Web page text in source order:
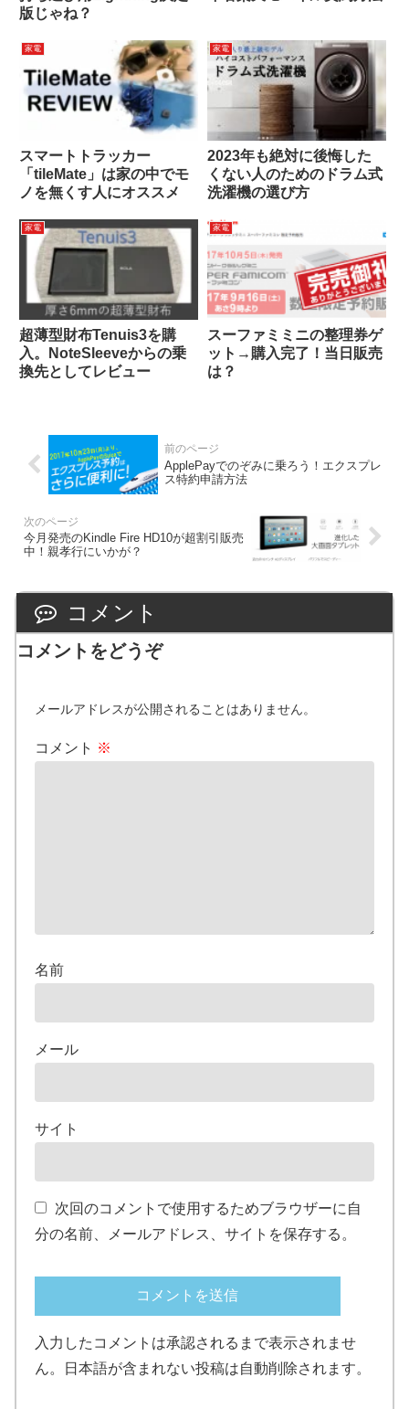
版じゃね？
家電
スマートトラッカー
「tileMate」は家の中でモ
ノを無くす人にオススメ
家電
2023年も絶対に後悔した
くない人のためのドラム式
洗濯機の選び方
家電
超薄型財布Tenuis3を購
入。NoteSleeveからの乗
換先としてレビュー
家電
スーファミミニの整理券ゲ
ット→購入完了！当日販売
は？
ApplePayでのぞみに乗ろう！エクスプレ
ス特約申請方法
今月発売のKindle Fire HD10が超割引販売
中！親孝行にいかが？
コメント
コメントをどうぞ
メールアドレスが公開されることはありません。
コメント ※
名前
メール
サイト
次回のコメントで使用するためブラウザーに自
分の名前、メールアドレス、サイトを保存する。
入力したコメントは承認されるまで表示されませ
ん。日本語が含まれない投稿は自動削除されます。